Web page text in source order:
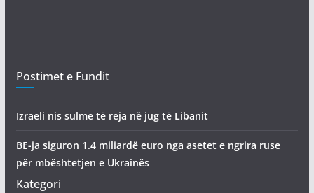
Postimet e Fundit
Izraeli nis sulme të reja në jug të Libanit
BE-ja siguron 1.4 miliardë euro nga asetet e ngrira ruse
për mbështetjen e Ukrainës
Kategori